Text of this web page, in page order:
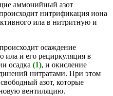
аммонийный азот
нитрификация иона
ила в нитритную и
происходит осаждение
и его рециркуляция в
осадка (1), и окисление
нитратами. При этом
азот, которые
вентиляцию.